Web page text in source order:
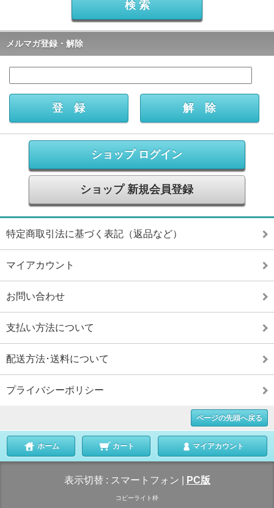
メルマガ登録・解除
ショップ ログイン
ショップ 新規会員登録
特定商取引法に基づく表記（返品など）
マイアカウント
お問い合わせ
支払い方法について
配送方法･送料について
プライバシーポリシー
ページの先頭へ戻る
ホーム カート マイアカウント
表示切替 : スマートフォン PC版
コピーライト枠